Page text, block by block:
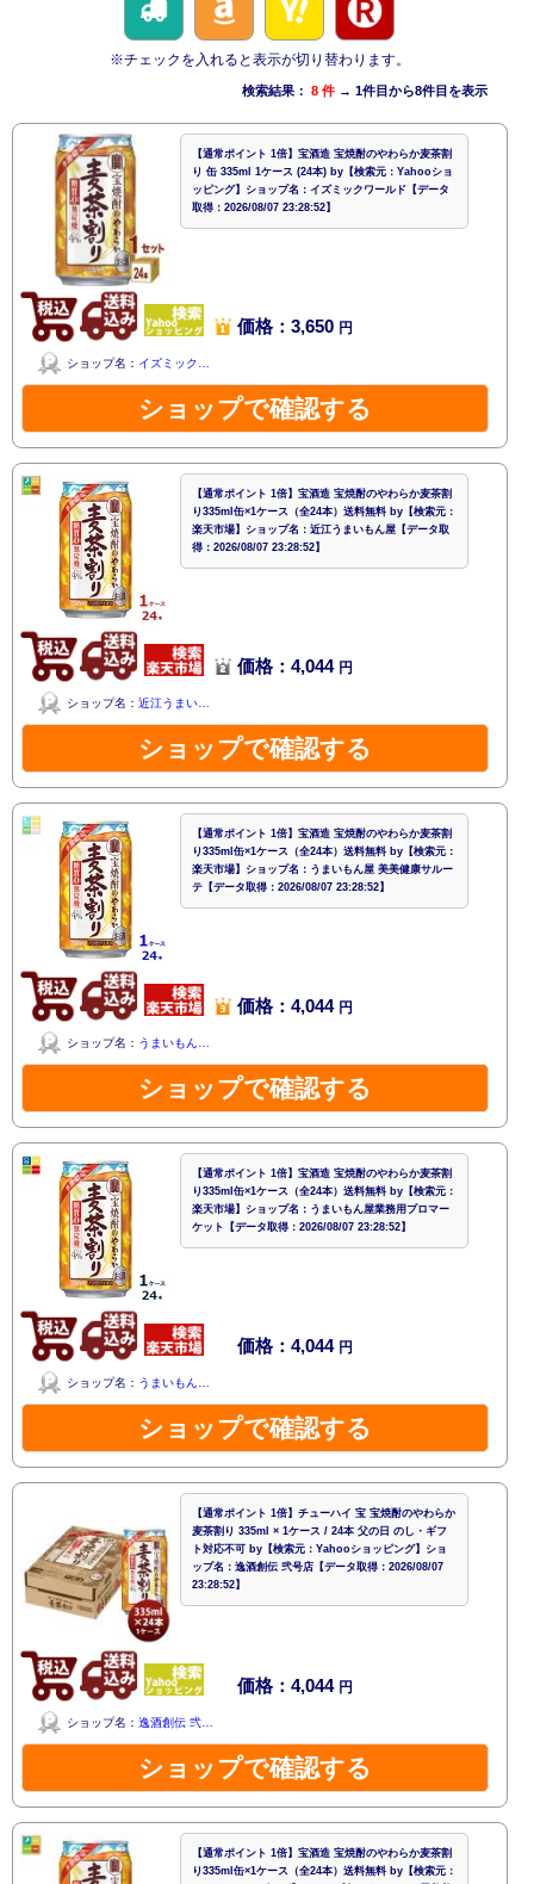
※チェックを入れると表示が切り替わります。
検索結果： 8 件 → 1件目から8件目を表示
【通常ポイント 1倍】宝酒造 宝焼酎のやわらか麦茶割
り 缶 335ml 1ケース (24本) by【検索元：Yahooショ
ッピング】ショップ名：イズミックワールド【データ
取得：2026/08/07 23:28:52】
価格：3,650 円
ショップ名： イズミック…
ショップで確認する
【通常ポイント 1倍】宝酒造 宝焼酎のやわらか麦茶割
り335ml缶×1ケース（全24本）送料無料 by【検索元：
楽天市場】ショップ名：近江うまいもん屋【データ取
得：2026/08/07 23:28:52】
価格：4,044 円
ショップ名： 近江うまい…
ショップで確認する
【通常ポイント 1倍】宝酒造 宝焼酎のやわらか麦茶割
り335ml缶×1ケース（全24本）送料無料 by【検索元：
楽天市場】ショップ名：うまいもん屋 美美健康サルー
テ【データ取得：2026/08/07 23:28:52】
価格：4,044 円
ショップ名： うまいもん…
ショップで確認する
【通常ポイント 1倍】宝酒造 宝焼酎のやわらか麦茶割
り335ml缶×1ケース（全24本）送料無料 by【検索元：
楽天市場】ショップ名：うまいもん屋業務用プロマー
ケット【データ取得：2026/08/07 23:28:52】
価格：4,044 円
ショップ名： うまいもん…
ショップで確認する
【通常ポイント 1倍】チューハイ 宝 宝焼酎のやわらか
麦茶割り 335ml × 1ケース / 24本 父の日 のし・ギフ
ト対応不可 by【検索元：Yahooショッピング】ショ
ップ名：逸酒創伝 弐号店【データ取得：2026/08/07
23:28:52】
価格：4,044 円
ショップ名： 逸酒創伝 弐…
ショップで確認する
【通常ポイント 1倍】宝酒造 宝焼酎のやわらか麦茶割
り335ml缶×1ケース（全24本）送料無料 by【検索元：